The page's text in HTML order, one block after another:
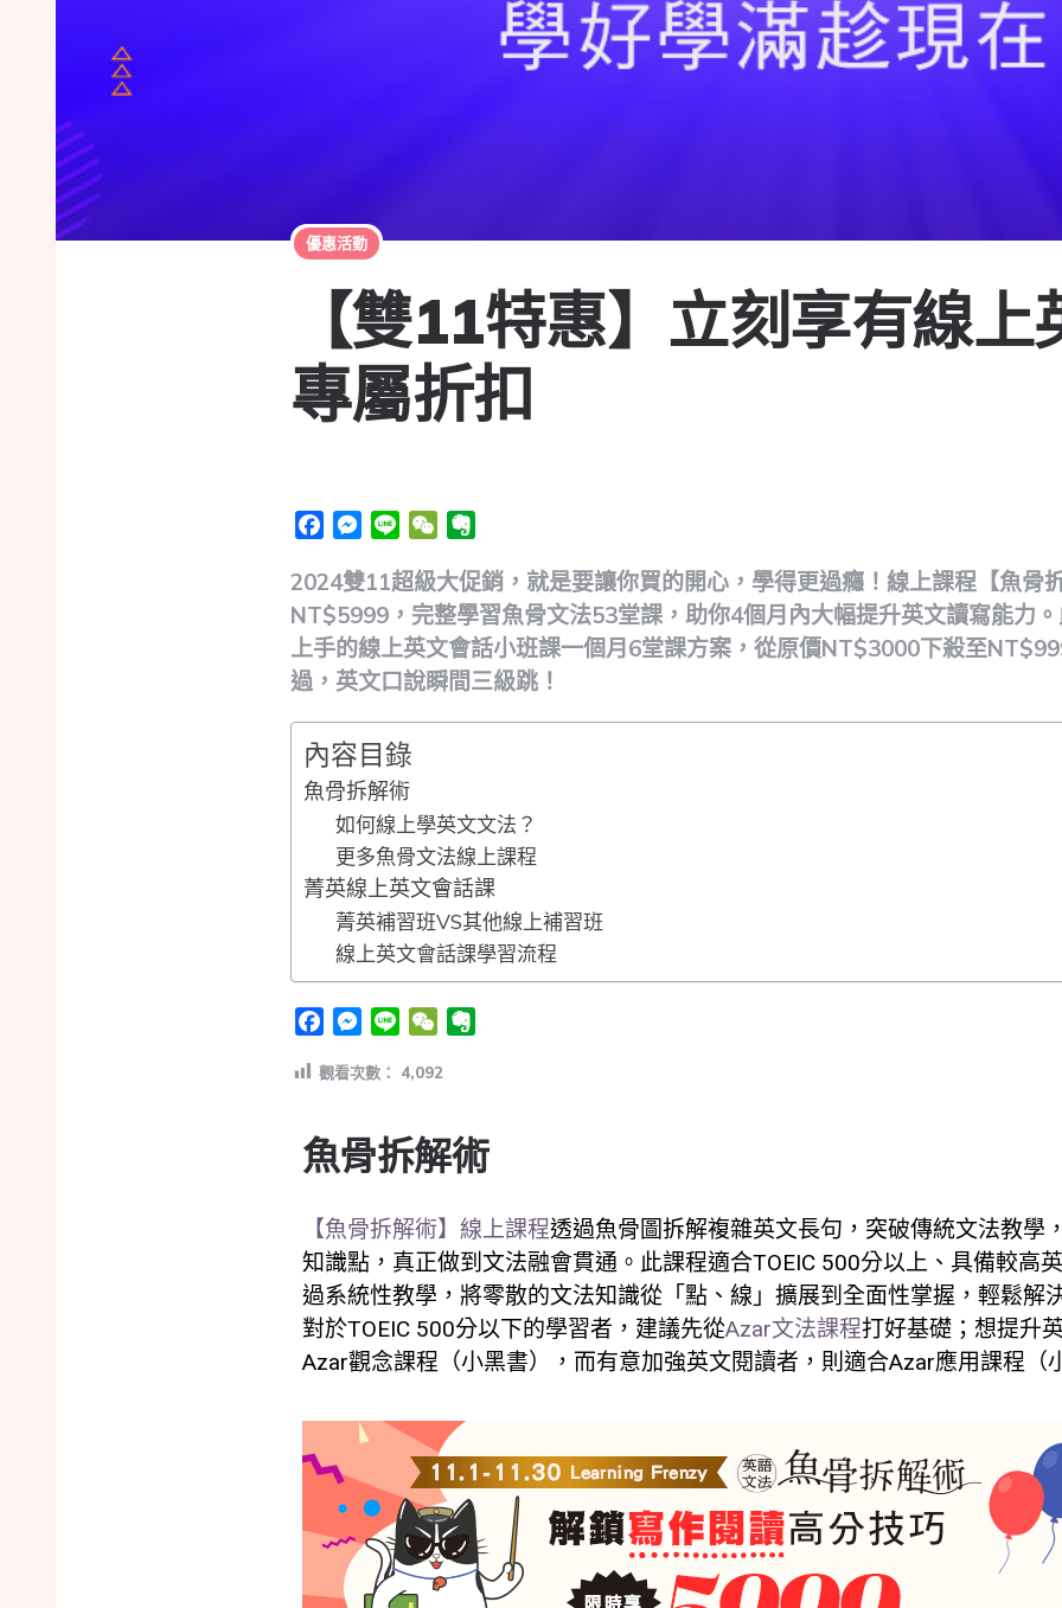
優惠活動
【雙11特惠】立刻享有線
專屬折扣
FacebookMessenger
Line WeChat
2024雙11超級大促銷，就是要讓你買的開心，學得更過癮！線上課程【魚骨
NT$5999，完整學習魚骨文法53堂課，助你4個月內大幅提升英文讀寫能力
上手的線上英文會話小班課一個月6堂課方案，從原價NT$3000下殺至
過，英文口說瞬間三級跳！
內容目錄
魚骨拆解術
如何線上學英文文法？
更多魚骨文法線上課程
菁英線上英文會話課
菁英補習班VS其他線上補習班
線上英文會話課學習流程
FacebookMessenger
Line WeChat
觀看次數： 4,092
魚骨拆解術
【魚骨拆解術】線上課程透過魚骨圖拆解複雜英文長句，突破傳統文法教學
知識點，真正做到文法融會貫通。此課程適合TOEIC 500分以上、具備較高
過系統性教學，將零散的文法知識從「點、線」擴展到全面性掌握，輕鬆解
對於TOEIC 500分以下的學習者，建議先從Azar文法課程打好基礎；想提升
Azar觀念課程（小黑書），而有意加強英文閱讀者，則適合Azar應用課程（